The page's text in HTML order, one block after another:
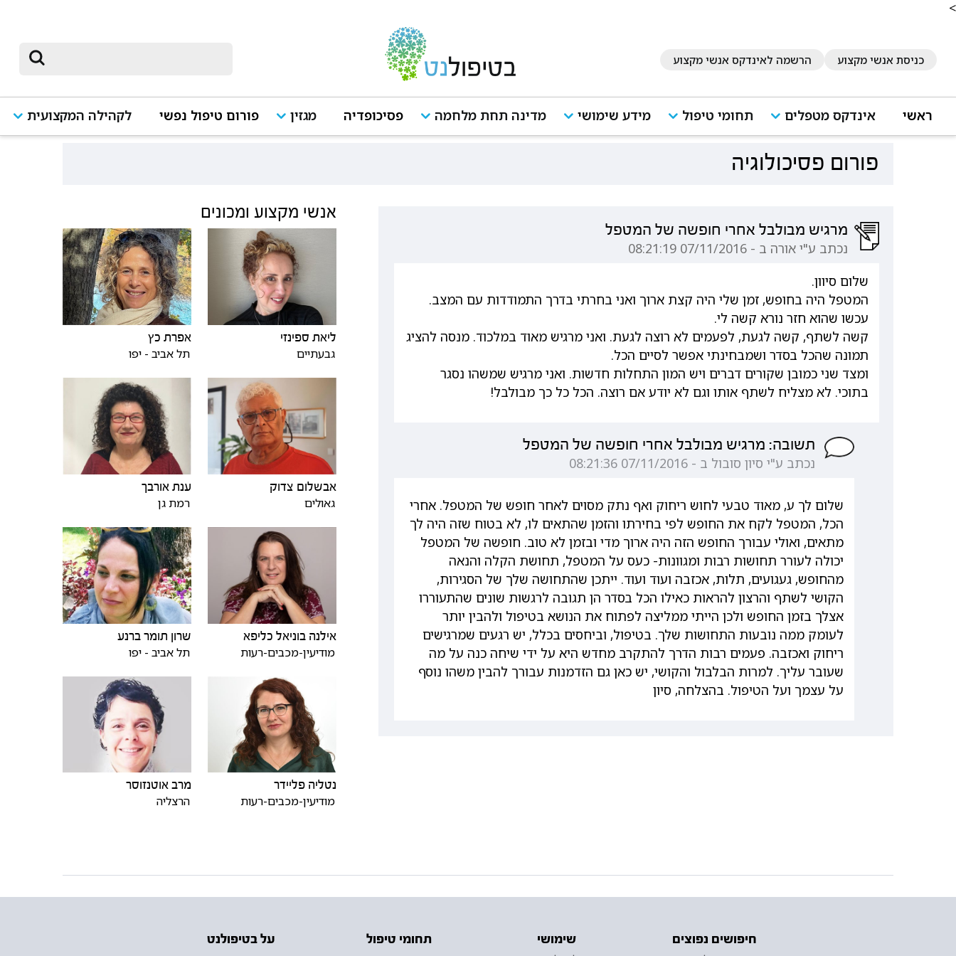
<
כניסת אנשי מקצוע הרשמה לאינדקס אנשי מקצוע
ראשי אינדקס מטפלים תחומי טיפול מידע שימושי מדינה תחת מלחמה פסיכופדיה מגזין פורום טיפול נפשי לקהילה המקצועית
פורום פסיכולוגיה
מרגיש מבולבל אחרי חופשה של המטפל
נכתב ע"י אורה ב - 07/11/2016 08:21:19
שלום סיוון.
המטפל היה בחופש, זמן שלי היה קצת ארוך ואני בחרתי בדרך התמודדות עם המצב.
עכשו שהוא חזר נורא קשה לי.
קשה לשתף, קשה לגעת, לפעמים לא רוצה לגעת. ואני מרגיש מאוד במלכוד. מנסה להציג
תמונה שהכל בסדר ושמבחינתי אפשר לסיים הכל.
ומצד שני כמובן שקורים דברים ויש המון התחלות חדשות. ואני מרגיש שמשהו נסגר
בתוכי. לא מצליח לשתף אותו וגם לא יודע אם רוצה. הכל כל כך מבולבל!
תשובה: מרגיש מבולבל אחרי חופשה של המטפל
נכתב ע"י סיון סובול ב - 07/11/2016 08:21:36
שלום לך ע, מאוד טבעי לחוש ריחוק ואף נתק מסוים לאחר חופש של המטפל. אחרי
הכל, המטפל לקח את החופש לפי בחירתו והזמן שהתאים לו, לא בטוח שזה היה לך
מתאים, ואולי עבורך החופש הזה היה ארוך מדי ובזמן לא טוב. חופשה של המטפל
יכולה לעורר תחושות רבות ומגוונות- כעס על המטפל, תחושת הקלה והנאה
מהחופש, געגועים, תלות, אכזבה ועוד ועוד. ייתכן שהתחושה שלך של הסגירות,
הקושי לשתף והרצון להראות כאילו הכל בסדר הן תגובה לרגשות שונים שהתעוררו
אצלך בזמן החופש ולכן הייתי ממליצה לפתוח את הנושא בטיפול ולהבין יותר
לעומק ממה נובעות התחושות שלך. בטיפול, וביחסים בכלל, יש רגעים שמרגישים
ריחוק ואכזבה. פעמים רבות הדרך להתקרב מחדש היא על ידי שיחה כנה על מה
שעובר עליך. למרות הבלבול והקושי, יש כאן גם הזדמנות עבורך להבין משהו נוסף
על עצמך ועל הטיפול. בהצלחה, סיון
אנשי מקצוע ומכונים
ליאת ספינזי
גבעתיים
אפרת כץ
תל אביב - יפו
אבשלום צדוק
גאולים
ענת אורבך
רמת גן
אילנה בוניאל כליפא
מודיעין-מכבים-רעות
שרון תומר ברנע
תל אביב - יפו
נטליה פליידר
מודיעין-מכבים-רעות
מרב אוטנזוסר
הרצליה
חיפושים נפוצים שימושי תחומי טיפול על בטיפולנט